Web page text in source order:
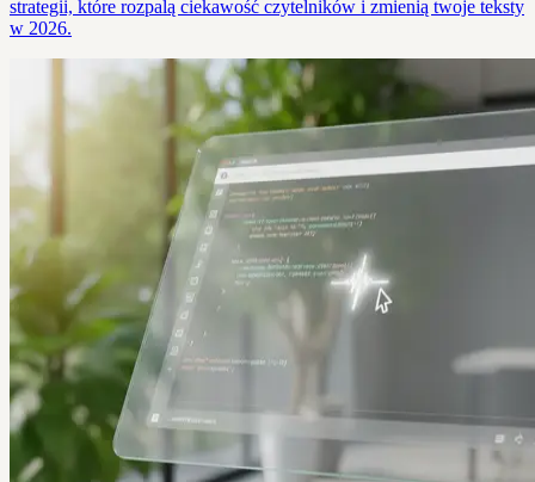
strategii, które rozpalą ciekawość czytelników i zmienią twoje teksty
w 2026.